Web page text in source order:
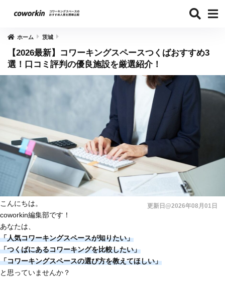
ホーム 茨城
【2026最新】コワーキングスペースつくばおすすめ3
選！口コミ評判の優良施設を厳選紹介！
更新日@2026年08月01日
こんにちは。
coworkin編集部です！
あなたは、
「人気コワーキングスペースが知りたい」
「つくばにあるコワーキングを比較したい」
「コワーキングスペースの選び方を教えてほしい」
と思っていませんか？